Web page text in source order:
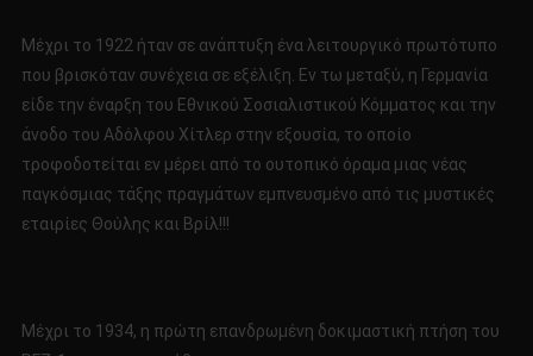
Μέχρι το 1922 ήταν σε ανάπτυξη ένα λειτουργικό πρωτότυπο
που βρισκόταν συνέχεια σε εξέλιξη. Εν τω μεταξύ, η Γερμανία
είδε την έναρξη του Εθνικού Σοσιαλιστικού Κόμματος και την
άνοδο του Αδόλφου Χίτλερ στην εξουσία, το οποίο
τροφοδοτείται εν μέρει από το ουτοπικό όραμα μιας νέας
παγκόσμιας τάξης πραγμάτων εμπνευσμένο από τις μυστικές
εταιρίες Θούλης και Βρίλ!!!
Μέχρι το 1934, η πρώτη επανδρωμένη δοκιμαστική πτήση του